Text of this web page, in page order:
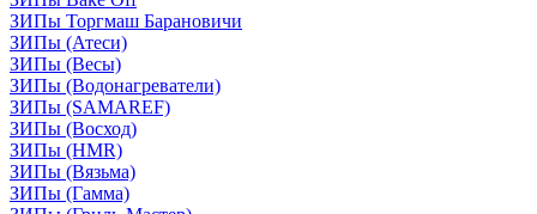
ЗИПы Торгмаш Барановичи
ЗИПы (Атеси)
ЗИПы (Весы)
ЗИПы (Водонагреватели)
ЗИПы (SAMAREF)
ЗИПы (Восход)
ЗИПы (HMR)
ЗИПы (Вязьма)
ЗИПы (Гамма)